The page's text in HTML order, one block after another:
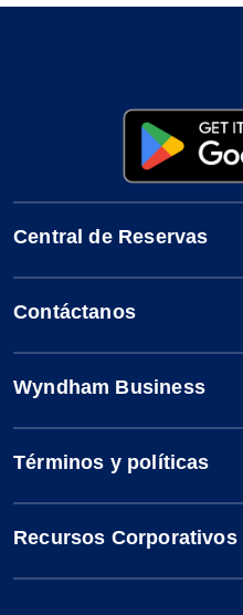
Central de Reservas
Contáctanos
Wyndham Business
Términos y políticas
Recursos Corporativos